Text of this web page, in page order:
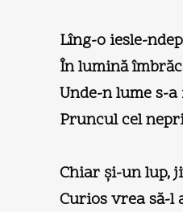
Lîng-o iesle-
În lumină
Unde-n lume s-
Pruncul cel
Chiar şi-un lup,
Curios vrea să-l